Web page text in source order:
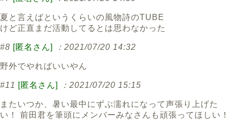
夏と言えばというくらいの風物詩のTUBE
けど正直まだ活動してるとは思わなかった
#8 [匿名さん] ：2021/07/20 14:32
野外でやればいいやん
#11 [匿名さん] ：2021/07/20 15:15
またいつか、暑い最中にずぶ濡れになって声張り上げた
い！ 前田君を筆頭にメンバーみなさんも頑張ってほしい！